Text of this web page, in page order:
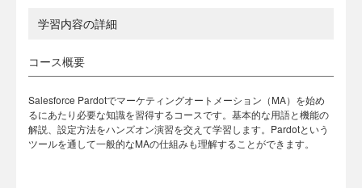
学習内容の詳細
コース概要
Salesforce Pardotでマーケティングオートメーション（MA）を始め
るにあたり必要な知識を習得するコースです。基本的な用語と機能の
解説、設定方法をハンズオン演習を交えて学習します。Pardotという
ツールを通して一般的なMAの仕組みも理解することができます。